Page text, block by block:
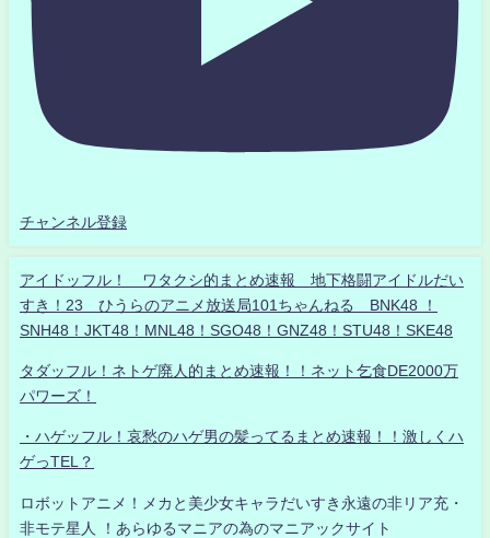
チャンネル登録
アイドッフル！ ワタクシ的まとめ速報 地下格闘アイドルだい
すき！23 ひうらのアニメ放送局101ちゃんねる BNK48 ！
SNH48！JKT48！MNL48！SGO48！GNZ48！STU48！SKE48
タダッフル！ネトゲ廃人的まとめ速報！！ネット乞食DE2000万
パワーズ！
・ハゲッフル！哀愁のハゲ男の髪ってるまとめ速報！！激しくハ
ゲっTEL？
ロボットアニメ！メカと美少女キャラだいすき永遠の非リア充・
非モテ星人 ！あらゆるマニアの為のマニアックサイト